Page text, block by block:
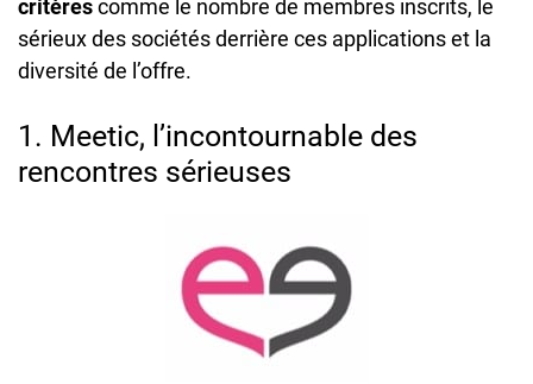
critèrescomme le nombre de membres inscrits, le
sérieux des sociétés derrière ces applications et la
diversité de l’offre.
1. Meetic, l’incontournable des
rencontres sérieuses